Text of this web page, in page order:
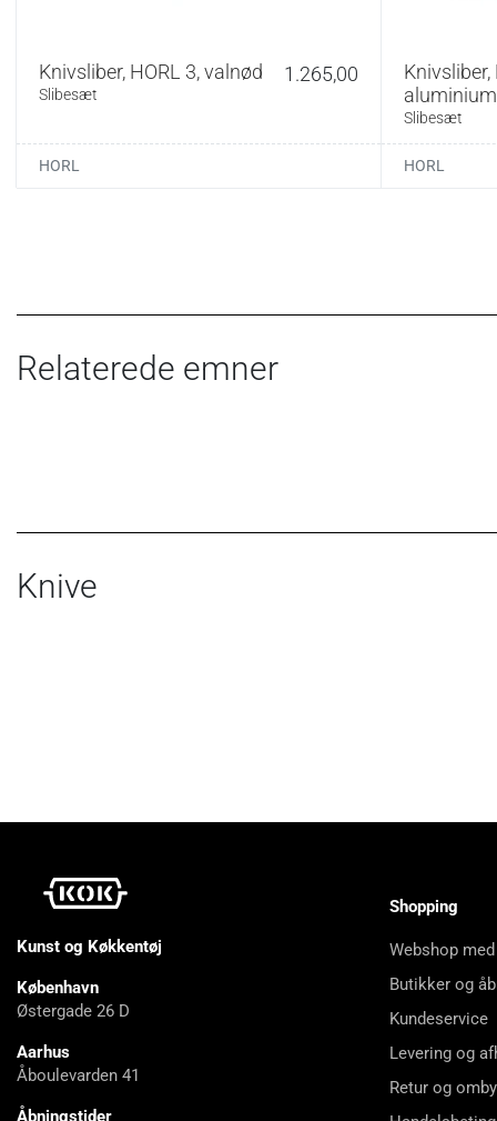
Knivsliber, HORL 3, valnød
Slibesæt
1.265,00
HORL
Knivsliber,
aluminium
Slibesæt
HORL
Relaterede emner
Knive
Kunst og Køkkentøj
København
Østergade 26 D
Aarhus
Åboulevarden 41
Åbningstider
Shopping
Webshop
Butikker og
Kundeservice
Levering og
Retur og